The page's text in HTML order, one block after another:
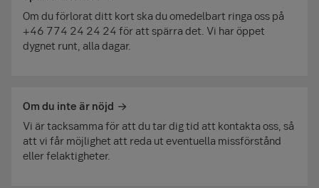
SEB Corporate och SEB Corporate Limit:
Vardagar 8:30–17
Vardagar 8–20
Helgdagar 10–18
Sök efter ditt bankkontor
Om du förlorat ditt kort ska du omedelbart ringa oss på
+46 774 24 24 24 för att spärra det. Vi har öppet
dygnet runt, alla dagar.
Om du inte är nöjd
Vi är tacksamma för att du tar dig tid att kontakta oss, så
att vi får möjlighet att reda ut eventuella missförstånd
eller felaktigheter.